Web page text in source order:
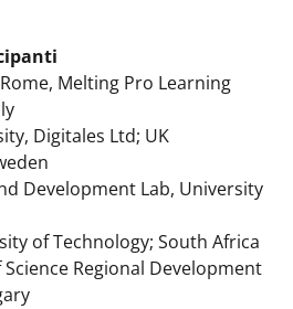
Melting Pro Learning
Digitales Ltd; UK
Development Lab, University
of Technology; South Africa
Regional Development